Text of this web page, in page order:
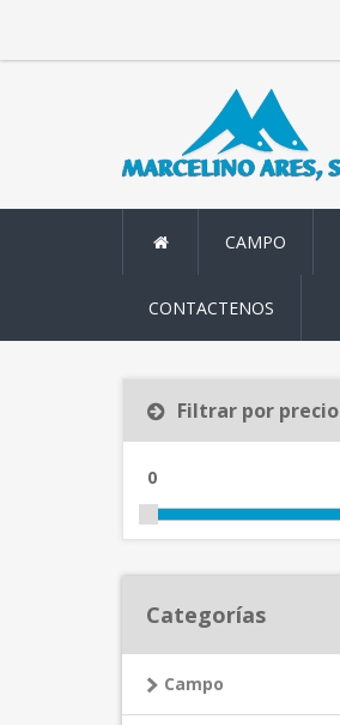
CAMPO
CONTACTENOS
Filtrar por precio
0
Categorías
Campo